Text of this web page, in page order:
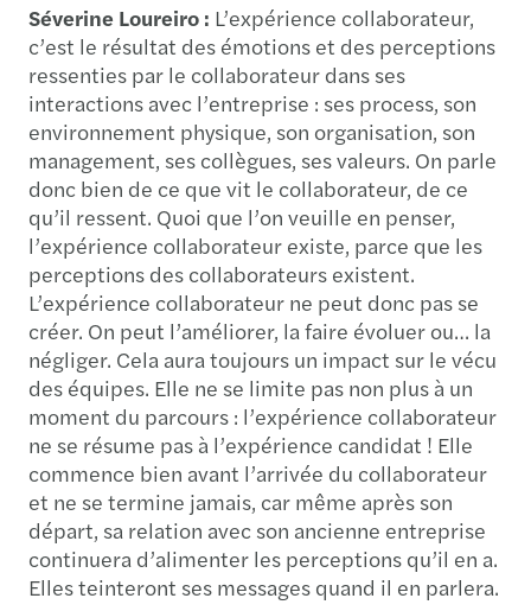
Séverine Loureiro : L’expérience collaborateur,
c’est le résultat des émotions et des perceptions
ressenties par le collaborateur dans ses
interactions avec l’entreprise : ses process, son
environnement physique, son organisation, son
management, ses collègues, ses valeurs. On parle
donc bien de ce que vit le collaborateur, de ce
qu’il ressent. Quoi que l’on veuille en penser,
l’expérience collaborateur existe, parce que les
perceptions des collaborateurs existent.
L’expérience collaborateur ne peut donc pas se
créer. On peut l’améliorer, la faire évoluer ou… la
négliger. Cela aura toujours un impact sur le vécu
des équipes. Elle ne se limite pas non plus à un
moment du parcours : l’expérience collaborateur
ne se résume pas à l’expérience candidat ! Elle
commence bien avant l’arrivée du collaborateur
et ne se termine jamais, car même après son
départ, sa relation avec son ancienne entreprise
continuera d’alimenter les perceptions qu’il en a.
Elles teinteront ses messages quand il en parlera.